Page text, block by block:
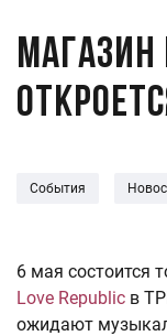
Магазин
События
6 мая состоится
Love Republic в
ожидают